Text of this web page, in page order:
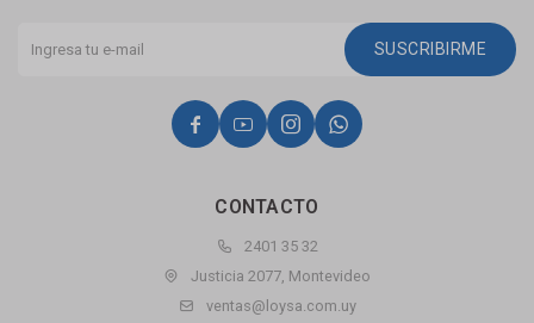
CONTACTO
2401 35 32
Justicia 2077, Montevideo
ventas@loysa.com.uy
SUSCRIBIRME
   